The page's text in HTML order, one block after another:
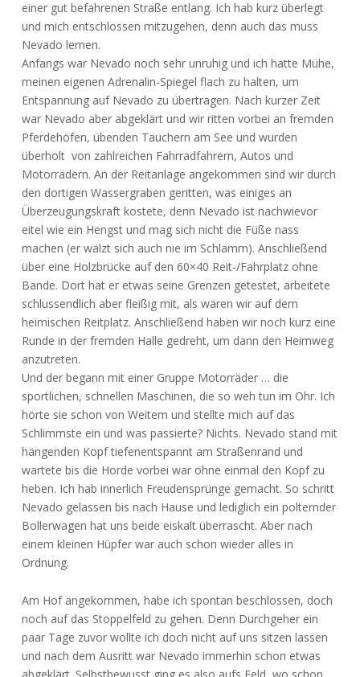
einer gut befahrenen Straße entlang. Ich hab kurz überlegt
und mich entschlossen mitzugehen, denn auch das muss
Nevado lernen.
Anfangs war Nevado noch sehr unruhig und ich hatte Mühe,
meinen eigenen Adrenalin-Spiegel flach zu halten, um
Entspannung auf Nevado zu übertragen. Nach kurzer Zeit
war Nevado aber abgeklärt und wir ritten vorbei an fremden
Pferdehöfen, übenden Tauchern am See und wurden
überholt von zahlreichen Fahrradfahrern, Autos und
Motorrädern. An der Reitanlage angekommen sind wir durch
den dortigen Wassergraben geritten, was einiges an
Überzeugungskraft kostete, denn Nevado ist nachwievor
eitel wie ein Hengst und mag sich nicht die Füße nass
machen (er wälzt sich auch nie im Schlamm). Anschließend
über eine Holzbrücke auf den 60×40 Reit-/Fahrplatz ohne
Bande. Dort hat er etwas seine Grenzen getestet, arbeitete
schlussendlich aber fleißig mit, als wären wir auf dem
heimischen Reitplatz. Anschließend haben wir noch kurz eine
Runde in der fremden Halle gedreht, um dann den Heimweg
anzutreten.
Und der begann mit einer Gruppe Motorräder … die
sportlichen, schnellen Maschinen, die so weh tun im Ohr. Ich
hörte sie schon von Weitem und stellte mich auf das
Schlimmste ein und was passierte? Nichts. Nevado stand mit
hängenden Kopf tiefenentspannt am Straßenrand und
wartete bis die Horde vorbei war ohne einmal den Kopf zu
heben. Ich hab innerlich Freudensprünge gemacht. So schritt
Nevado gelassen bis nach Hause und lediglich ein polternder
Bollerwagen hat uns beide eiskalt überrascht. Aber nach
einem kleinen Hüpfer war auch schon wieder alles in
Ordnung.
Am Hof angekommen, habe ich spontan beschlossen, doch
noch auf das Stoppelfeld zu gehen. Denn Durchgeher ein
paar Tage zuvor wollte ich doch nicht auf uns sitzen lassen
und nach dem Ausritt war Nevado immerhin schon etwas